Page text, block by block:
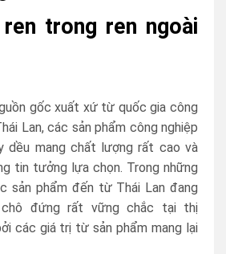
trong ren ngoài
gốc xuất xứ từ quốc gia công
Lan, các sản phẩm công nghiệp
dều mang chất lượng rất cao và
tin tưởng lựa chọn. Trong những
sản phẩm đến từ Thái Lan đang
đứng rất vững chắc tại thị
các giá trị từ sản phẩm mang lại